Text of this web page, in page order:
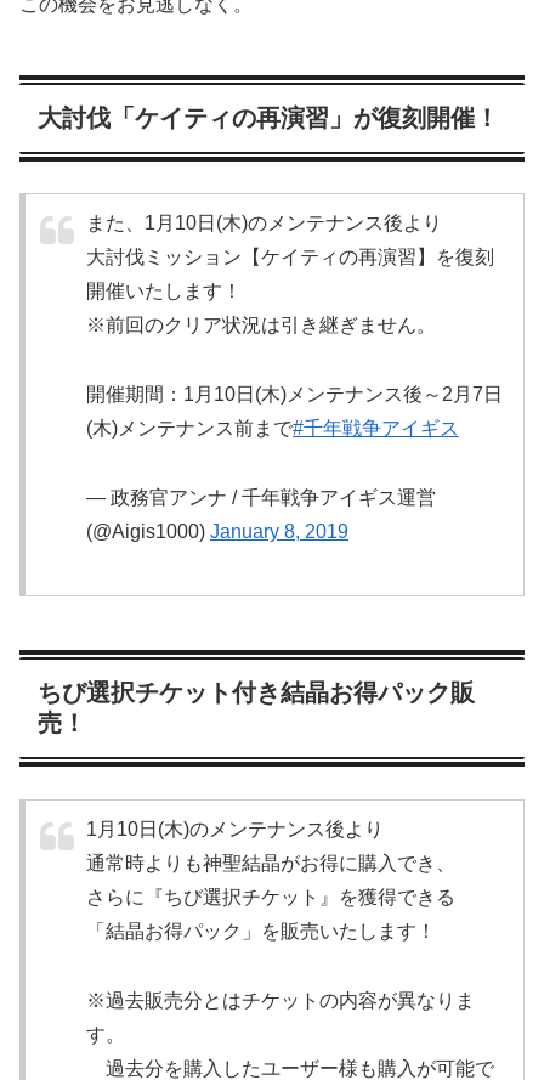
大討伐「ケイティの再演習」が復刻開催！
また、1月10日(木)のメンテナンス後より
大討伐ミッション【ケイティの再演習】を復刻
開催いたします！
※前回のクリア状況は引き継ぎません。
開催期間：1月10日(木)メンテナンス後～2月7日
(木)メンテナンス前まで#千年戦争アイギス
— 政務官アンナ / 千年戦争アイギス運営
(@Aigis1000) January 8, 2019
ちび選択チケット付き結晶お得パック販
売！
1月10日(木)のメンテナンス後より
通常時よりも神聖結晶がお得に購入でき、
さらに『ちび選択チケット』を獲得できる
「結晶お得パック」を販売いたします！
※過去販売分とはチケットの内容が異なりま
す。
過去分を購入したユーザー様も購入が可能で